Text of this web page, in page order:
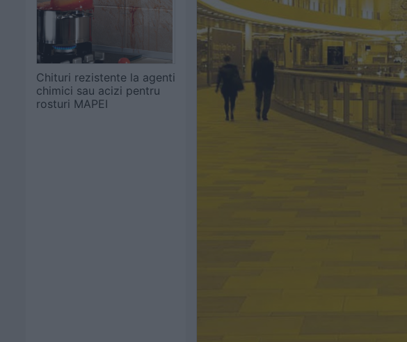
Chituri rezistente la agenti
chimici sau acizi pentru
rosturi MAPEI